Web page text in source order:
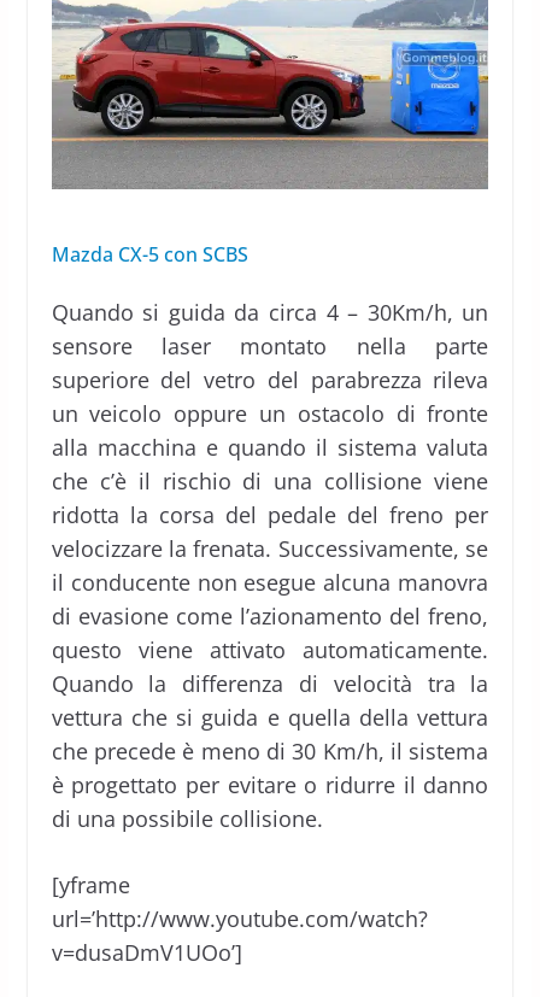
Mazda CX-5 con SCBS
Quando si guida da circa 4 – 30Km/h, un
sensore laser montato nella parte
superiore del vetro del parabrezza rileva
un veicolo oppure un ostacolo di fronte
alla macchina e quando il sistema valuta
che c’è il rischio di una collisione viene
ridotta la corsa del pedale del freno per
velocizzare la frenata. Successivamente, se
il conducente non esegue alcuna manovra
di evasione come l’azionamento del freno,
questo viene attivato automaticamente.
Quando la differenza di velocità tra la
vettura che si guida e quella della vettura
che precede è meno di 30 Km/h, il sistema
è progettato per evitare o ridurre il danno
di una possibile collisione.
[yframe
url=’http://www.youtube.com/watch?
v=dusaDmV1UOo’]